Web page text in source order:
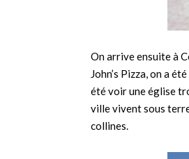
On arrive ensuite à
John’s Pizza, on a
été voir une église
ville vivent sous
collines.